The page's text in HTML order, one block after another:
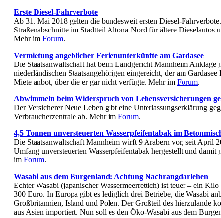
Erste Diesel-Fahrverbote
Ab 31. Mai 2018 gelten die bundesweit ersten Diesel-
Straßenabschnitte im Stadtteil Altona-Nord für ältere Dieselautos
Mehr im Forum.
Vermietung angeblicher Ferienunterkünfte am Gardasee
Die Staatsanwaltschaft hat beim Landgericht Mannheim Anklage
niederländischen Staatsangehörigen eingereicht, der am
Miete anbot, über die er gar nicht verfügte. Mehr im Forum.
Abwimmeln beim Widerspruch von Lebensversicherungen
Der Versicherer Neue Leben gibt eine Unterlassungserklärung
Verbraucherzentrale ab. Mehr im Forum.
4,5 Tonnen unversteuerten Wasserpfeifentabak im
Die Staatsanwaltschaft Mannheim wirft 9 Arabern vor, seit April
Umfang unversteuerten Wasserpfeifentabak hergestellt und damit
im Forum.
Wasabi aus dem Burgenland: Achtung Nachrangdarlehen
Echter Wasabi (japanischer Wassermeerrettich) ist teuer – ein
300 Euro. In Europa gibt es lediglich drei Betriebe, die Wasabi
Großbritannien, Island und Polen. Der Großteil des hierzulande
aus Asien importiert. Nun soll es den Öko-Wasabi aus dem